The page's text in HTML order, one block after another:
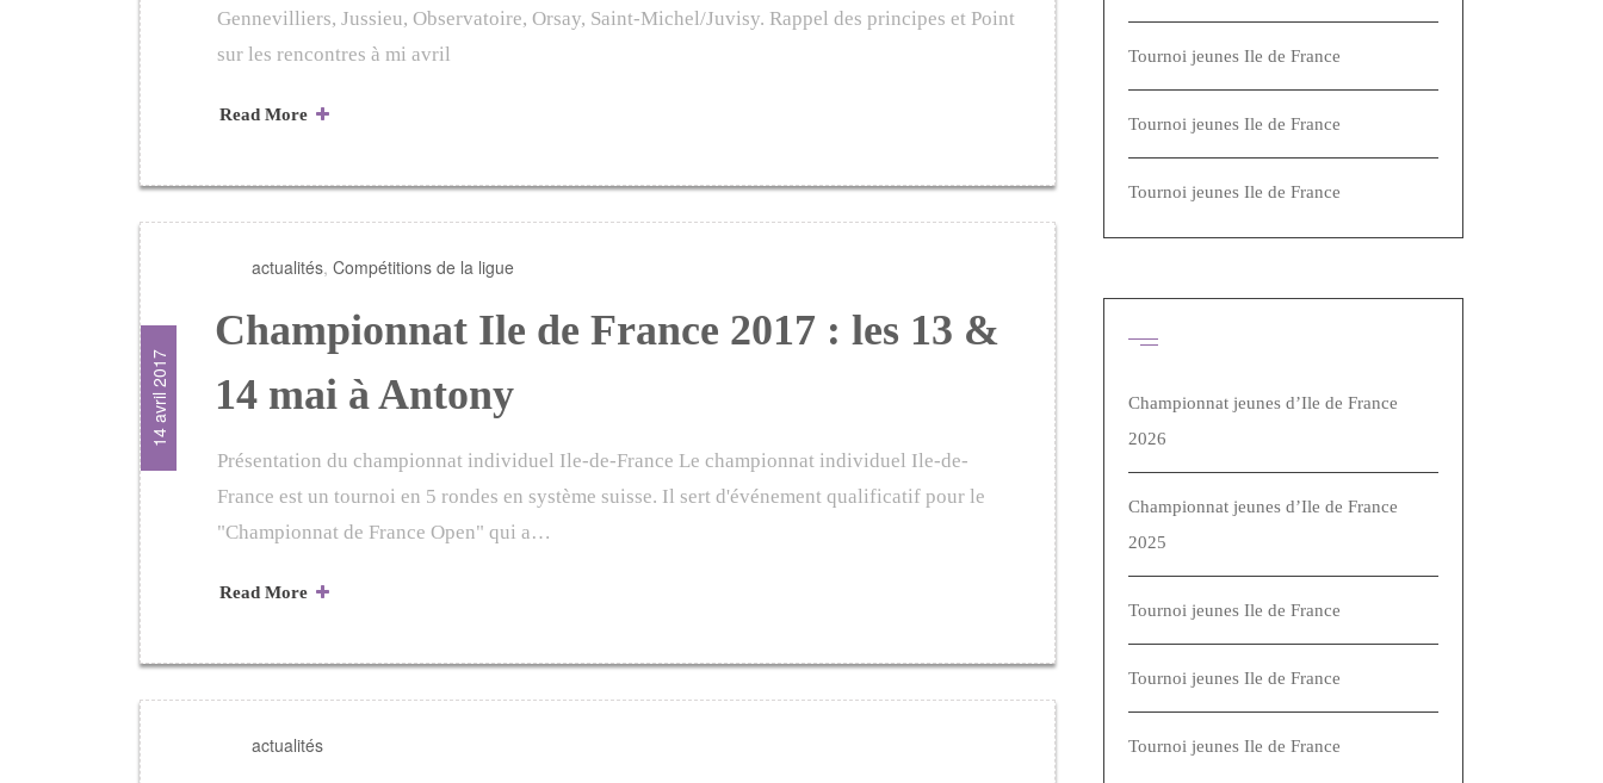
Gennevilliers, Jussieu, Observatoire, Orsay, Saint-Michel/Juvisy. Rappel des principes et Point
sur les rencontres à mi avril
Read More
14 avril 2017
actualités, Compétitions de la ligue
Championnat Ile de France 2017 : les 13 &
14 mai à Antony
Présentation du championnat individuel Ile-de-France Le championnat individuel Ile-de-
France est un tournoi en 5 rondes en système suisse. Il sert d'événement qualificatif pour le
"Championnat de France Open" qui a…
Read More
actualités
Tournoi jeunes Ile de France
Tournoi jeunes Ile de France
Tournoi jeunes Ile de France
Championnat jeunes d’Ile de France
2026
Championnat jeunes d’Ile de France
2025
Tournoi jeunes Ile de France
Tournoi jeunes Ile de France
Tournoi jeunes Ile de France